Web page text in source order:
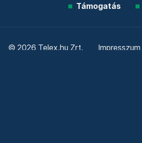
Támogatás
© 2026 Telex.hu Zrt. Impresszum